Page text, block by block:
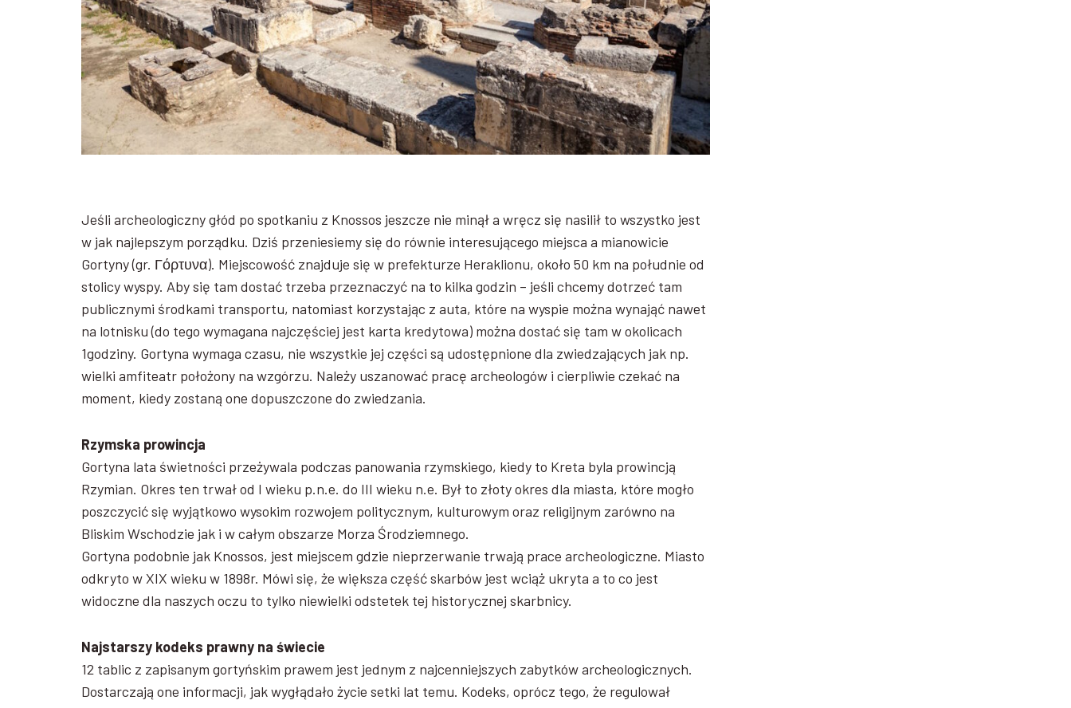
Jeśli archeologiczny głód po spotkaniu z Knossos jeszcze nie minął a wręcz się nasilił to wszystko jest
w jak najlepszym porządku. Dziś przeniesiemy się do równie interesującego miejsca a mianowicie
Gortyny (gr. Γόρτυνα). Miejscowość znajduje się w prefekturze Heraklionu, około 50 km na południe od
stolicy wyspy. Aby się tam dostać trzeba przeznaczyć na to kilka godzin – jeśli chcemy dotrzeć tam
publicznymi środkami transportu, natomiast korzystając z auta, które na wyspie można wynająć nawet
na lotnisku (do tego wymagana najczęściej jest karta kredytowa) można dostać się tam w okolicach
1godziny. Gortyna wymaga czasu, nie wszystkie jej części są udostępnione dla zwiedzających jak np.
wielki amfiteatr położony na wzgórzu. Należy uszanować pracę archeologów i cierpliwie czekać na
moment, kiedy zostaną one dopuszczone do zwiedzania.
Rzymska prowincja
Gortyna lata świetności przeżywala podczas panowania rzymskiego, kiedy to Kreta byla prowincją
Rzymian. Okres ten trwał od I wieku p.n.e. do III wieku n.e. Był to złoty okres dla miasta, które mogło
poszczycić się wyjątkowo wysokim rozwojem politycznym, kulturowym oraz religijnym zarówno na
Bliskim Wschodzie jak i w całym obszarze Morza Środziemnego.
Gortyna podobnie jak Knossos, jest miejscem gdzie nieprzerwanie trwają prace archeologiczne. Miasto
odkryto w XIX wieku w 1898r. Mówi się, że większa część skarbów jest wciąż ukryta a to co jest
widoczne dla naszych oczu to tylko niewielki odstetek tej historycznej skarbnicy.
Najstarszy kodeks prawny na świecie
12 tablic z zapisanym gortyńskim prawem jest jednym z najcenniejszych zabytków archeologicznych.
Dostarczają one informacji, jak wygłądało życie setki lat temu. Kodeks, oprócz tego, że regulował